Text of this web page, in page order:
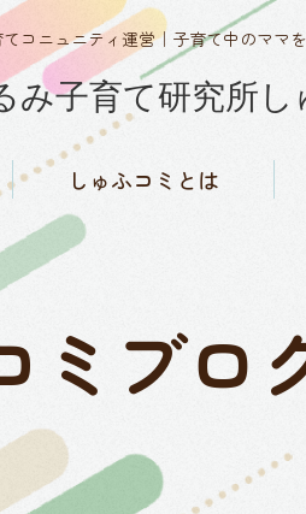
コニュニティ運営｜子育て中のママ
しゅふコミとは
しゅふコミの理念
代表紹介
活動実績・メディア掲載
概要
お知らせ
ミブロ